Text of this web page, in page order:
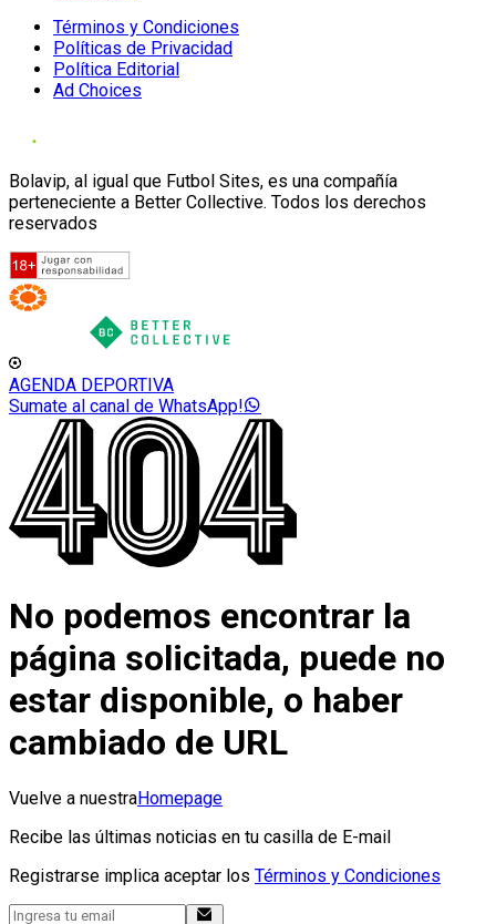
Términos y Condiciones
Políticas de Privacidad
Política Editorial
Ad Choices
Bolavip, al igual que Futbol Sites, es una compañía
perteneciente a Better Collective. Todos los derechos
reservados
AGENDA DEPORTIVA
Sumate al canal de WhatsApp!
No podemos encontrar la
página solicitada, puede no
estar disponible, o haber
cambiado de URL
Vuelve a nuestraHomepage
Recibe las últimas noticias en tu casilla de E-mail
Registrarse implica aceptar los Términos y Condiciones